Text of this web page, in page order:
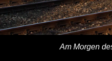
Am Morgen